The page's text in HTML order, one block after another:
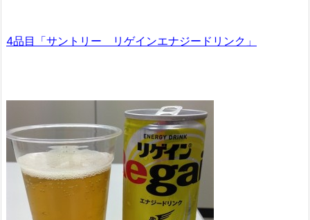
4品目「サントリー リゲインエナジードリンク」